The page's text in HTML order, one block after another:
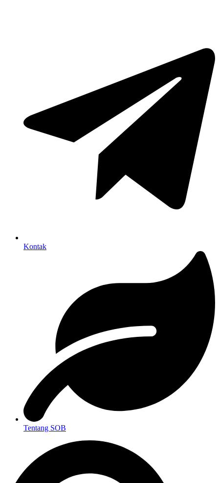
Kontak
Tentang SOB